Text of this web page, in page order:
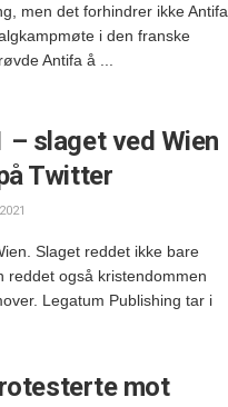
men det forhindrer ikke Antifa
i den franske
Antifa å ...
– slaget ved Wien
Twitter
Slaget reddet ikke bare
reddet også kristendommen
Legatum Publishing tar i
mot